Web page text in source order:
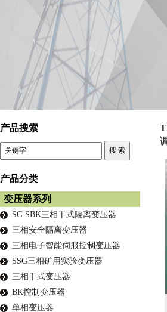
产品搜索
产品分类
变压器系列
SG SBK三相干式隔离变压器
三相安全隔离变压器
三相电子智能伺服控制变压器
SSG三相矿用实验变压器
三相干式变压器
BK控制变压器
单相变压器